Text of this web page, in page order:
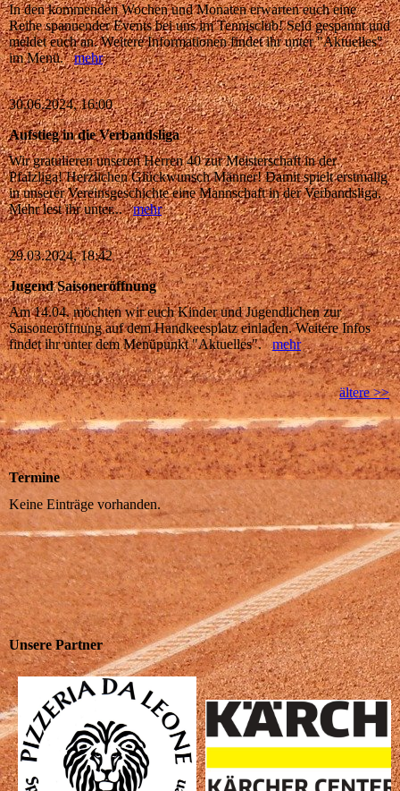
In den kommenden Wochen und Monaten erwarten euch eine
Reihe spannender Events bei uns im Tennisclub! Seid gespannt und
meldet euch an. Weitere Informationen findet ihr unter "Aktuelles"
im Menü.mehr
30.06.2024, 16:00
Aufstieg in die Verbandsliga
Wir gratulieren unseren Herren 40 zur Meisterschaft in der
Pfalzliga! Herzlichen Glückwunsch Männer! Damit spielt erstmalig
in unserer Vereinsgeschichte eine Mannschaft in der Verbandsliga.
Mehr lest ihr unter...mehr
29.03.2024, 18:42
Jugend Saisoneröffnung
Am 14.04. möchten wir euch Kinder und Jugendlichen zur
Saisoneröffnung auf dem Handkeesplatz einladen. Weitere Infos
findet ihr unter dem Menüpunkt "Aktuelles".mehr
ältere >>
Termine
Keine Einträge vorhanden.
Unsere Partner